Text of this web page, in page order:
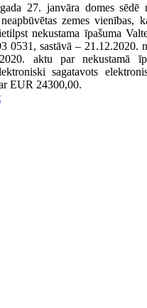
27. janvāra domes sēdē
zemes vienības,
nekustama īpašuma
0531, sastāvā – 21.12.2020.
aktu par nekustamā
sagatavots
EUR 24300,00.